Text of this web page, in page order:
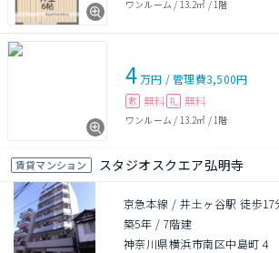
ワンルーム / 13.2㎡ / 1階
4万円 /管理費3,500円
敷 無料 礼 無料
ワンルーム / 13.2㎡ / 1階
賃貸マンション スタジオスクエア弘明寺
京急本線 / 井土ヶ谷駅 徒歩17
築5年 / 7階建
神奈川県横浜市南区中島町４